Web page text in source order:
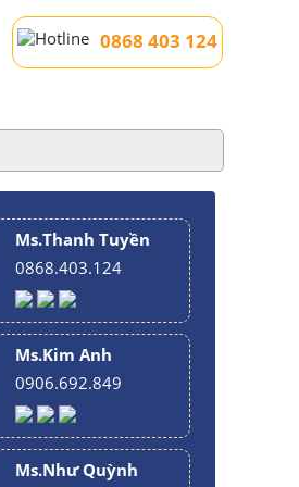
0868 403 124
Ms.Thanh Tuyền
0868.403.124
Ms.Kim Anh
0906.692.849
Ms.Như Quỳnh